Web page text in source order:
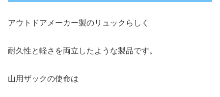
アウトドアメーカー製のリュックらしく
耐久性と軽さを両立したような製品です。
山用ザックの使命は